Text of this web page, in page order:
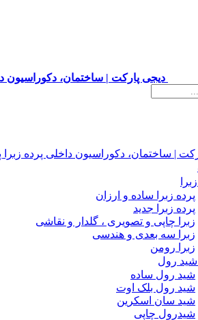
دیجی پارکت | ساختمان، دکوراسیون
پرده زبرا ساده و ارزان
پرده زبرا جدید
زبرا چاپی و تصویری ، گلدار و نقاشی
زبرا سه بعدی و هندسی
زبرا رومن
شید رول
شید رول ساده
شید رول بلک اوت
شید سان اسکرین
شیدرول چاپی